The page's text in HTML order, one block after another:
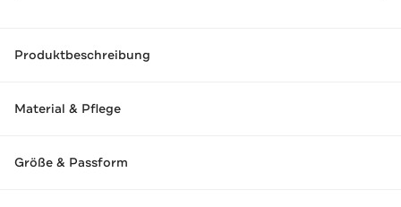
Produktbeschreibung
Material & Pflege
Größe & Passform